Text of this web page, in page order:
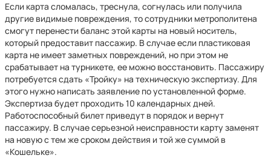
Если карта сломалась, треснула, согнулась или получила
другие видимые повреждения, то сотрудники метрополитена
смогут перенести баланс этой карты на новый носитель,
который предоставит пассажир. В случае если пластиковая
карта не имеет заметных повреждений, но при этом не
срабатывает на турникете, ее можно восстановить. Пассажиру
потребуется сдать «Тройку» на техническую экспертизу. Для
этого нужно написать заявление по установленной форме.
Экспертиза будет проходить 10 календарных дней.
Работоспособный билет приведут в порядок и вернут
пассажиру. В случае серьезной неисправности карту заменят
на новую с тем же сроком действия и той же суммой в
«Кошельке».